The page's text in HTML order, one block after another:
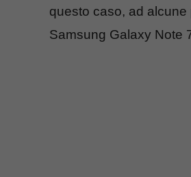
questo caso, ad alcune
Samsung Galaxy Note